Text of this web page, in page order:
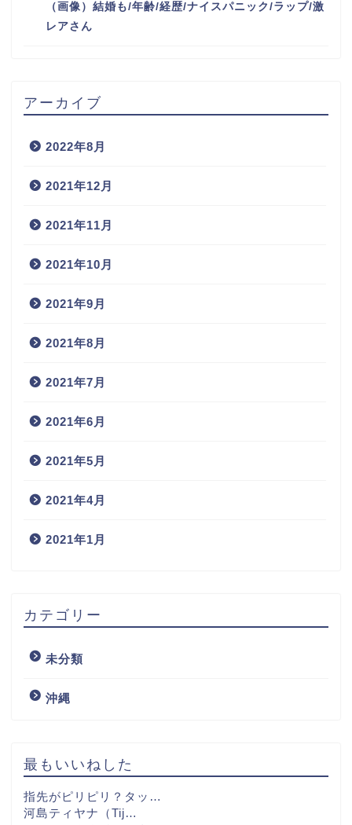
（画像）結婚も/年齢/経歴/ナイスパニック/ラップ/激
レアさん
アーカイブ
2022年8月
2021年12月
2021年11月
2021年10月
2021年9月
2021年8月
2021年7月
2021年6月
2021年5月
2021年4月
2021年1月
カテゴリー
未分類
沖縄
最もいいねした
指先がピリピリ？タッ…
河島ティヤナ（Tij…